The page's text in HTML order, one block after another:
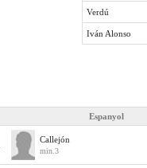
Verdú
Iván Alonso
Espanyol
Callejón
min.3